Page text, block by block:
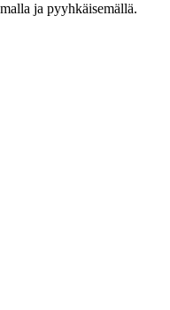
ja pyyhkäisemällä.